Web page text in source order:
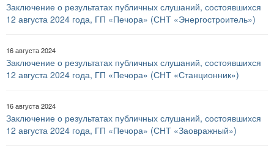
Заключение о результатах публичных слушаний, состоявшихся
12 августа 2024 года, ГП «Печора» (СНТ «Энергостроитель»)
16 августа 2024
Заключение о результатах публичных слушаний, состоявшихся
12 августа 2024 года, ГП «Печора» (СНТ «Станционник»)
16 августа 2024
Заключение о результатах публичных слушаний, состоявшихся
12 августа 2024 года, ГП «Печора» (СНТ «Заовражный»)